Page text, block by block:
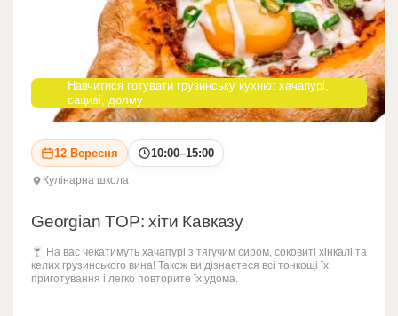
Навчитися готувати грузинську кухню: хачапурі,
сациві, долму
12 Вересня 10:00–15:00
Кулінарна школа
Georgian TOP: хіти Кавказу
На вас чекатимуть хачапурі з тягучим сиром, соковиті хінкалі та
келих грузинського вина! Також ви дізнаєтеся всі тонкощі їх
приготування і легко повторите їх удома.